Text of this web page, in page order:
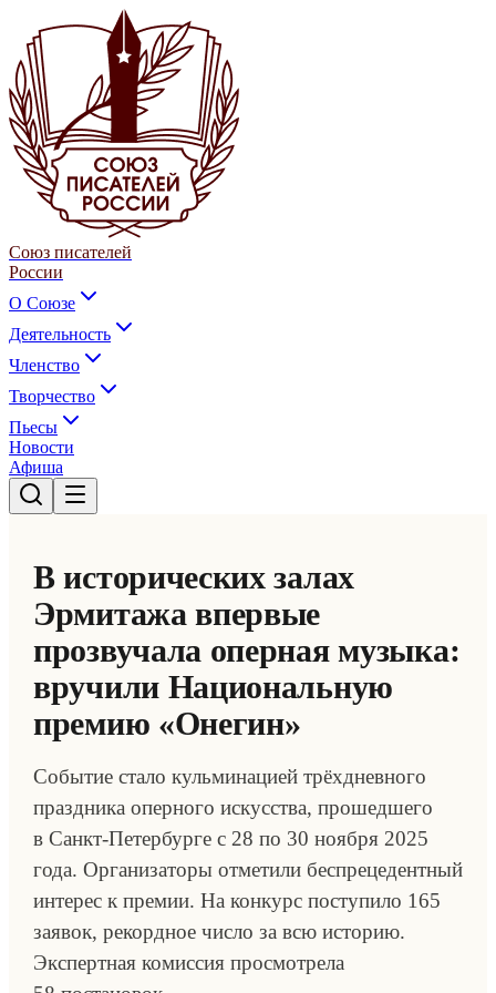
Союз писателей
России
О Союзе
Деятельность
Членство
Творчество
Пьесы
Новости
Афиша
В исторических залах
Эрмитажа впервые
прозвучала оперная музыка:
вручили Национальную
премию «Онегин»
Событие стало кульминацией трёхдневного
праздника оперного искусства, прошедшего
в Санкт-Петербурге с 28 по 30 ноября 2025
года. Организаторы отметили беспрецедентный
интерес к премии. На конкурс поступило 165
заявок, рекордное число за всю историю.
Экспертная комиссия просмотрела